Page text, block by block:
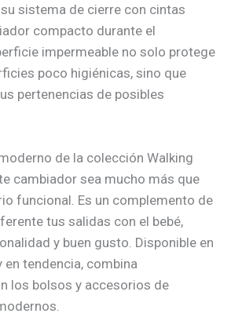
sistema de cierre con cintas
compacto durante el
impermeable no solo protege
poco higiénicas, sino que
pertenencias de posibles
de la colección Walking
cambiador sea mucho más que
funcional. Es un complemento de
tus salidas con el bebé,
y buen gusto. Disponible en
tendencia, combina
los bolsos y accesorios de